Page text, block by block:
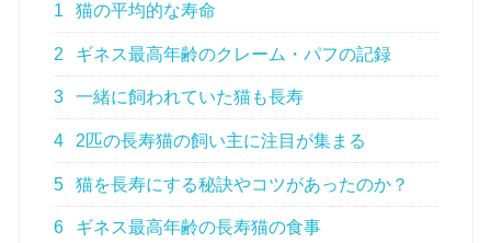
1 猫の平均的な寿命
2 ギネス最高年齢のクレーム・パフの記録
3 一緒に飼われていた猫も長寿
4 2匹の長寿猫の飼い主に注目が集まる
5 猫を長寿にする秘訣やコツがあったのか？
6 ギネス最高年齢の長寿猫の食事